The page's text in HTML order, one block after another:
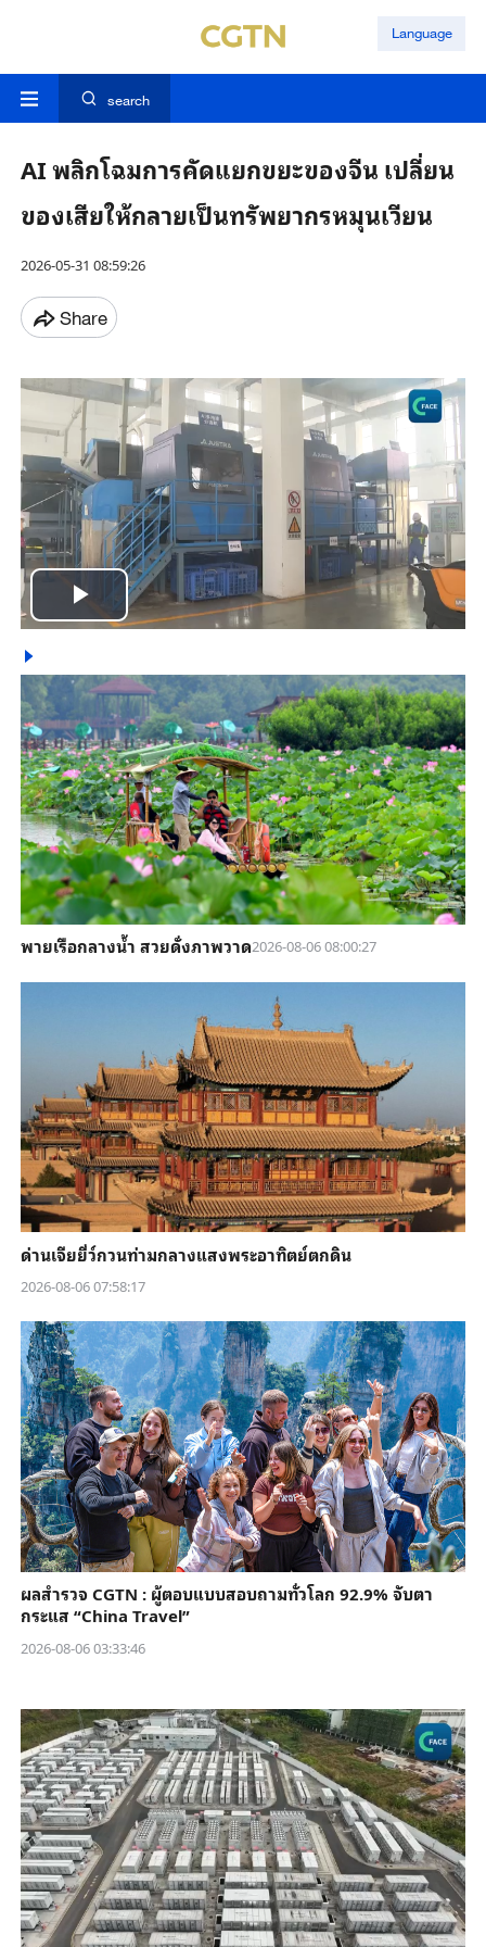
Language
search
AI พลิกโฉมการคัดแยกขยะของจีน เปลี่ยน
ของเสียให้กลายเป็นทรัพยากรหมุนเวียน
2026-05-31 08:59:26
Share
Play
Video
พายเรือกลางน้ำ สวยดั่งภาพวาด2026-08-06 08:00:27
ด่านเจียยี่ว์กวนท่ามกลางแสงพระอาทิตย์ตกดิน
2026-08-06 07:58:17
ผลสำรวจ CGTN : ผู้ตอบแบบสอบถามทั่วโลก 92.9% จับตา
กระแส “China Travel”
2026-08-06 03:33:46